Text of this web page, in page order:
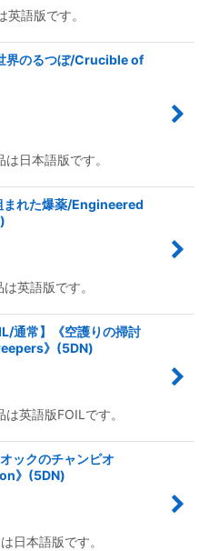
む語版です。
界のるつぼ/Crucible of
日本語版です。
れた爆薬/Engineered
英語版です。
通常】《空護りの掃討
》(5DN)
英語版FOILです。
ックのチャンピオ
》(5DN)
日本語版です。